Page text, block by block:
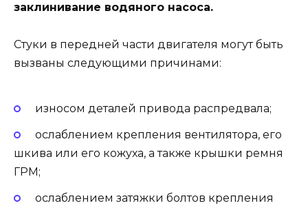
заклинивание водяного насоса.
Стуки в передней части двигателя могут быть
вызваны следующими причинами:
износом деталей привода распредвала;
ослаблением крепления вентилятора, его
шкива или его кожуха, а также крышки ремня
ГРМ;
ослаблением затяжки болтов крепления